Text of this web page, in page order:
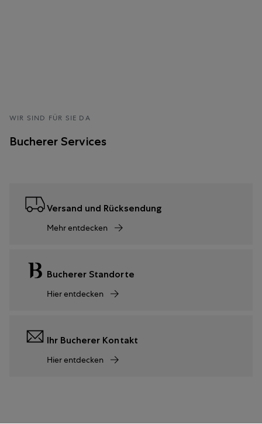
WIR SIND FÜR SIE DA
Bucherer Services
Versand und Rücksendung
Mehr entdecken
Bucherer Standorte
Hier entdecken
Ihr Bucherer Kontakt
Hier entdecken